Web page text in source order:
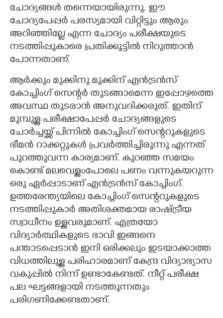
ചോദ്യങ്ങൾ തന്നെയായിരുന്നു. ഈ
ചോദ്യപേപ്പർ പരസ്യമായി വിറ്റിട്ടും ആരും
അറിഞ്ഞില്ലേ എന്ന ചോദ്യം പരീക്ഷയുടെ
നടത്തിപ്പുകാരെ പ്രതിക്കൂട്ടിൽ നിറുത്താൻ
പോന്നതാണ്.
ആർക്കും മുക്കിനു മുക്കിന് എൻട്രൻസ്
കോച്ചിംഗ് സെന്റർ തുടങ്ങാമെന്ന ഇപ്പോഴത്തെ
അവസ്ഥ തുടരാൻ അനുവദിക്കരുത്. ഇതിന്
മുമ്പുള്ള പരീക്ഷാപേപ്പർ ചോദ്യങ്ങളുടെ
ചോർച്ചയ്ക്ക് പിന്നിൽ കോച്ചിംഗ് സെന്ററുകളുടെ
ഭീമൻ റാക്കറ്റുകൾ പ്രവർത്തിച്ചിരുന്നു എന്നത്
പുറത്തുവന്ന കാര്യമാണ്. കുറഞ്ഞ സമയം
കൊണ്ട് മലവെള്ളംപോലെ പണം വന്നുകയറുന്ന
ഒരു ഏർപ്പാടാണ് എൻട്രൻസ് കോച്ചിംഗ്.
ഉത്തരേന്ത്യയിലെ കോച്ചിംഗ് സെന്ററുകളുടെ
നടത്തിപ്പുകാർ അതിശക്തമായ രാഷ്ട്രീയ
സ്വാധീനം ഉള്ളവരുമാണ്. എത്രയോ
വിദ്യാർത്ഥികളുടെ ഭാവി ഇങ്ങനെ
പന്താടപ്പെടാൻ ഇനി ഒരിക്കലും ഇടയാക്കാത്ത
വിധത്തിലുള്ള പരിഹാരമാണ് കേന്ദ്ര വിദ്യാഭ്യാസ
വകുപ്പിൽ നിന്ന് ഉണ്ടാകേണ്ടത്. നീറ്റ് പരീക്ഷ
പല ഘട്ടങ്ങളായി നടത്തുന്നതും
പരിഗണിക്കേണ്ടതാണ്.